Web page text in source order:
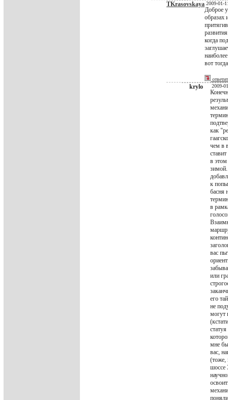
TKrasovskaya 2009-01-
Доброе
образах
когда
вот
krylo 2009-
как
чем в
в этом
к
басня
в
вас
или
его
не
могут
мне
вас,
(тоже,
шоссе